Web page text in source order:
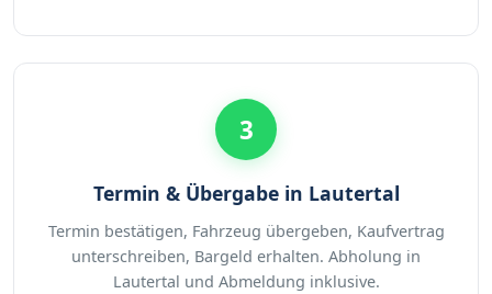
3
Termin & Übergabe in Lautertal
Termin bestätigen, Fahrzeug übergeben, Kaufvertrag
unterschreiben, Bargeld erhalten. Abholung in
Lautertal und Abmeldung inklusive.